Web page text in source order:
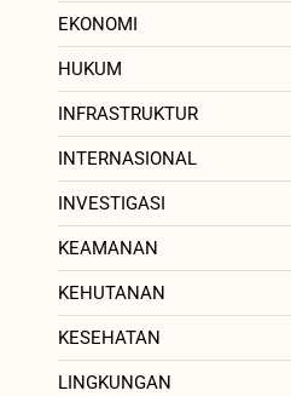
EKONOMI
HUKUM
INFRASTRUKTUR
INTERNASIONAL
INVESTIGASI
KEAMANAN
KEHUTANAN
KESEHATAN
LINGKUNGAN